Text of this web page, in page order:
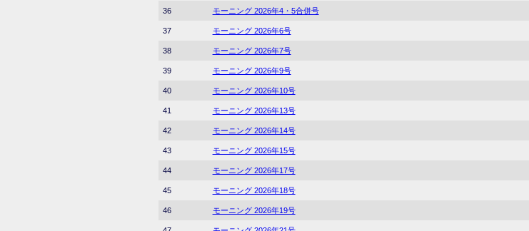
36 モーニング 2026年4・5合併号
37 モーニング 2026年6号
38 モーニング 2026年7号
39 モーニング 2026年9号
40 モーニング 2026年10号
41 モーニング 2026年13号
42 モーニング 2026年14号
43 モーニング 2026年15号
44 モーニング 2026年17号
45 モーニング 2026年18号
46 モーニング 2026年19号